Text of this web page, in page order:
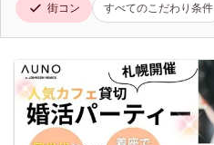
街コン すべてのこだわり条件